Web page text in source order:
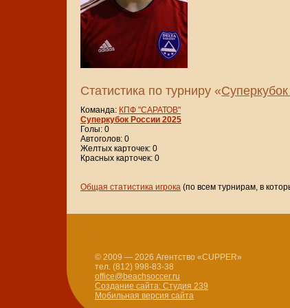
Статистика по турниру «
Команда: КПФ "САРАТОВ"
Суперкубок России 2025
Голы: 0
Автоголов: 0
Желтых карточек: 0
Красных карточек: 0
Общая статистика игрока (по всем турнирам, в
© 2009 — 2026 Агентство «CUPPER»
тел. (812) 998-83-38
office@beachsoccer.ru
Создание сайта: Студия 239
Мобильная версия сайта